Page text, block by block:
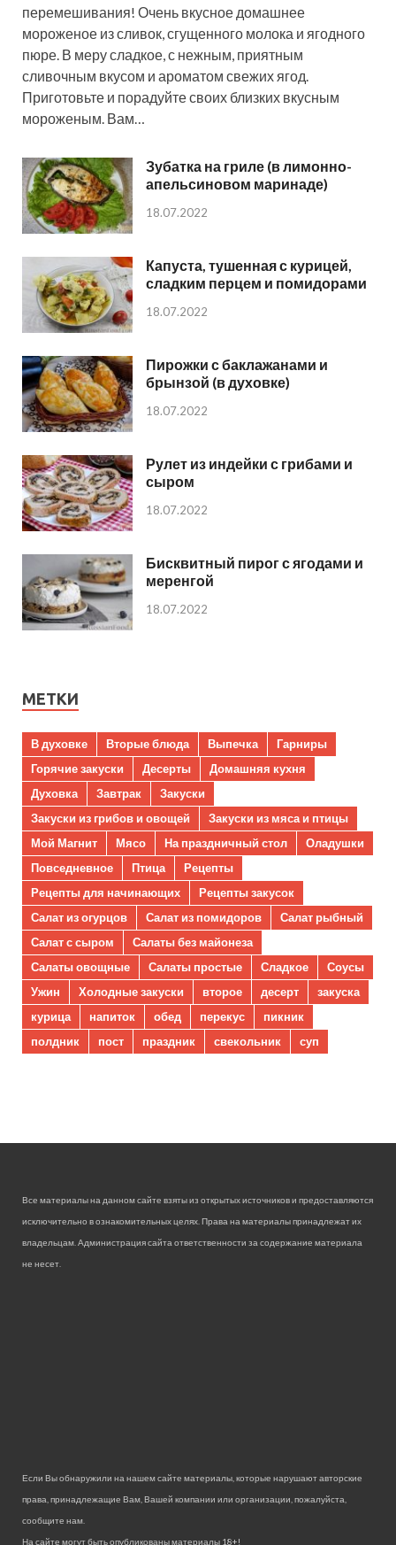
перемешивания! Очень вкусное домашнее
мороженое из сливок, сгущенного молока и ягодного
пюре. В меру сладкое, с нежным, приятным
сливочным вкусом и ароматом свежих ягод.
Приготовьте и порадуйте своих близких вкусным
мороженым. Вам…
Зубатка на гриле (в лимонно-
апельсиновом маринаде)
18.07.2022
Капуста, тушенная с курицей,
сладким перцем и помидорами
18.07.2022
Пирожки с баклажанами и
брынзой (в духовке)
18.07.2022
Рулет из индейки с грибами и
сыром
18.07.2022
Бисквитный пирог с ягодами и
меренгой
18.07.2022
МЕТКИ
В духовке Вторые блюда Выпечка
Гарниры
Горячие закуски
Десерты
Домашняя кухня
Духовка
Завтрак
Закуски
Закуски из грибов и овощей
Закуски из мяса и птицы
Мой Магнит
Мясо На праздничный стол
Оладушки
Повседневное
Птица
Рецепты
Рецепты для начинающих
Рецепты закусок
Салат из огурцов
Салат из помидоров
Салат рыбный
Салат с сыром
Салаты без майонеза
Салаты овощные
Салаты простые Сладкое
Соусы
Ужин
Холодные закуски второе десерт
закуска
курица
напиток обед перекус
пикник
полдник
пост праздник свекольник суп
Все материалы на данном сайте взяты из открытых источников и предоставляются
исключительно в ознакомительных целях. Права на материалы принадлежат их
владельцам. Администрация сайта ответственности за содержание материала
не несет.
Если Вы обнаружили на нашем сайте материалы, которые нарушают авторские
права, принадлежащие Вам, Вашей компании или организации, пожалуйста,
сообщите нам.
На сайте могут быть опубликованы материалы 18+!